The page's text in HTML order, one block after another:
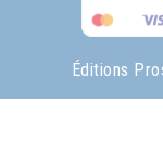
Éditions